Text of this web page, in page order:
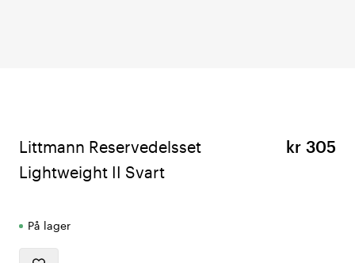
Littmann Reservedelsset
Lightweight II Svart
kr 305
På lager